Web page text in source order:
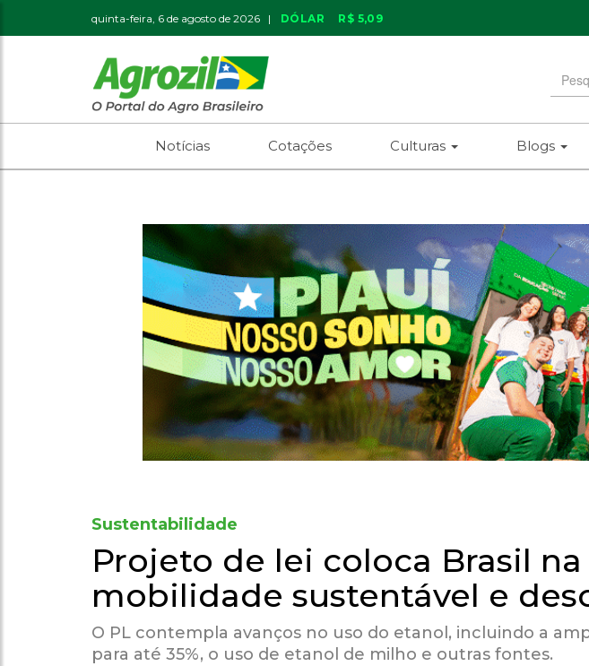
quinta-feira, 6 de agosto de 2026 | DÓLAR R$ 5,09
Search
for
Notícias Cotações Culturas Blogs
Sustentabilidade
Projeto de lei coloca Brasil
mobilidade sustentável e
O PL contempla avanços no uso do etanol, incluindo a
para até 35%, o uso de etanol de milho e outras fontes.